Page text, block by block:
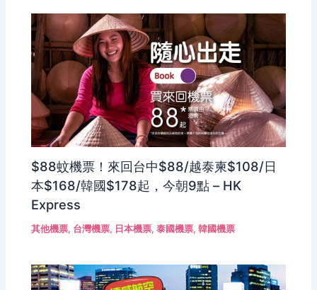
$88蚊機票！來回台中$88/越泰柬$108/日
本$168/韓國$178起，今朝9點 – HK
Express
其他機票, 台灣機票, 日本機票,泰國機票,韓國機票